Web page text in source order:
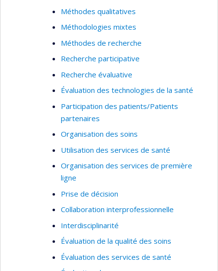
collaborations.
Économie de la santé
Organisation des soins de santé
Prestation de services de santé
Évaluation des services de santé
Pratiques professsionnelles
Méthodes qualitatives
Méthodologies mixtes
Méthodes de recherche
Recherche participative
Recherche évaluative
Évaluation des technologies de la santé
Participation des patients/Patients
partenaires
Organisation des soins
Utilisation des services de santé
Organisation des services de première
ligne
Prise de décision
Collaboration interprofessionnelle
Interdisciplinarité
Évaluation de la qualité des soins
Évaluation des services de santé